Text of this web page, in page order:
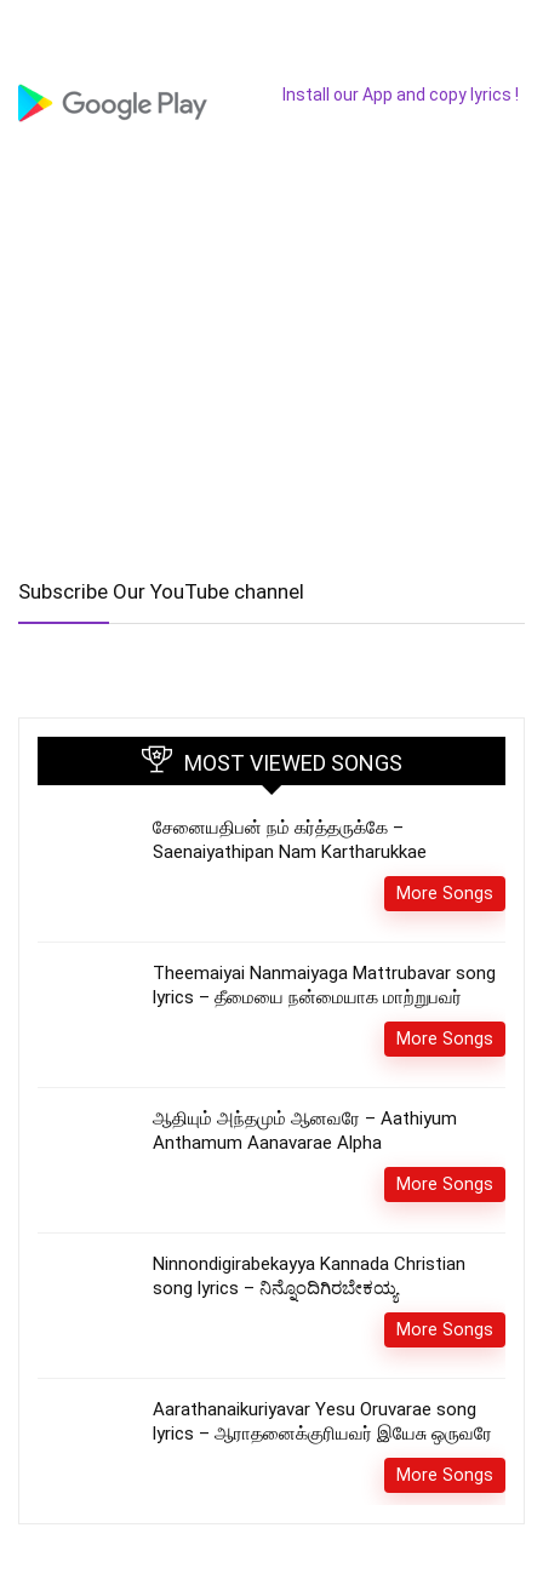
Install our App and copy lyrics !
Subscribe Our YouTube channel
MOST VIEWED SONGS
சேனையதிபன் நம் கர்த்தருக்கே –
Saenaiyathipan Nam Kartharukkae
More Songs
Theemaiyai Nanmaiyaga Mattrubavar song
lyrics – தீமையை நன்மையாக மாற்றுபவர்
More Songs
ஆதியும் அந்தமும் ஆனவரே – Aathiyum
Anthamum Aanavarae Alpha
More Songs
Ninnondigirabekayya Kannada Christian
song lyrics – ನಿನ್ನೊಂದಿಗಿರಬೇಕಯ್ಯ
More Songs
Aarathanaikuriyavar Yesu Oruvarae song
lyrics – ஆராதனைக்குரியவர் இயேசு ஒருவரே
More Songs